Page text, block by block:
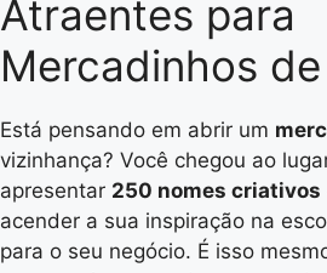
Atraentes para
Mercadinhos
Está pensando em abrir um
vizinhança? Você chegou ao
apresentar 250 nomes criativos
acender a sua inspiração na
para o seu negócio. É isso